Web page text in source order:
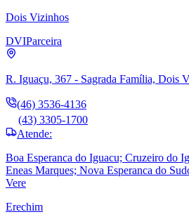
Dois Vizinhos
DVIParceira
R. Iguaçu, 367 - Sagrada Família, Dois
(46) 3536-4136
(43) 3305-1700
Atende:
Boa Esperanca do Iguacu; Cruzeiro do
Eneas Marques; Nova Esperanca do
Vere
Erechim